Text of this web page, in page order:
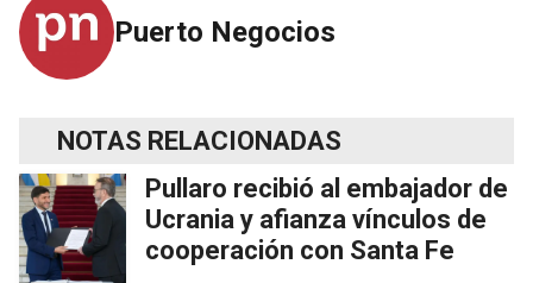
Puerto Negocios
NOTAS RELACIONADAS
Pullaro recibió al embajador de
Ucrania y afianza vínculos de
cooperación con Santa Fe